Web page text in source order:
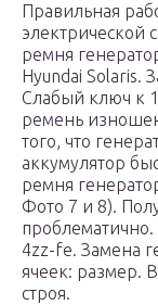
Правильная
электрической
ремня
Hyundai Solaris.
Слабый ключ к
ремень
того, что
аккумулятор
ремня
Фото 7 и 8).
4zz-fe. Замена
ячеек: размер.
строя.